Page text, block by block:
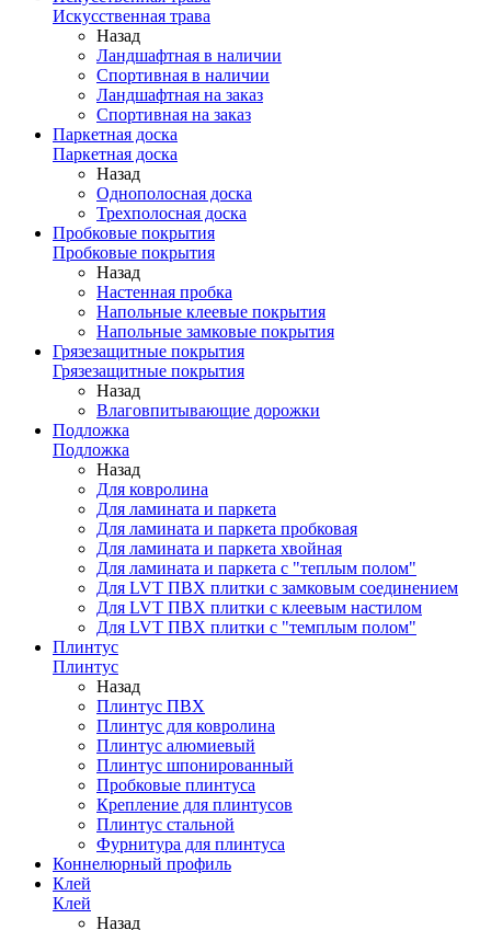
Искусственная трава
Назад
Ландшафтная в наличии
Спортивная в наличии
Ландшафтная на заказ
Спортивная на заказ
Паркетная доска
Паркетная доска
Назад
Однополосная доска
Трехполосная доска
Пробковые покрытия
Пробковые покрытия
Назад
Настенная пробка
Напольные клеевые покрытия
Напольные замковые покрытия
Грязезащитные покрытия
Грязезащитные покрытия
Назад
Влаговпитывающие дорожки
Подложка
Подложка
Назад
Для ковролина
Для ламината и паркета
Для ламината и паркета пробковая
Для ламината и паркета хвойная
Для ламината и паркета с "теплым полом"
Для LVT ПВХ плитки с замковым соединением
Для LVT ПВХ плитки с клеевым настилом
Для LVT ПВХ плитки с "темплым полом"
Плинтус
Плинтус
Назад
Плинтус ПВХ
Плинтус для ковролина
Плинтус алюмиевый
Плинтус шпонированный
Пробковые плинтуса
Крепление для плинтусов
Плинтус стальной
Фурнитура для плинтуса
Коннелюрный профиль
Клей
Клей
Назад